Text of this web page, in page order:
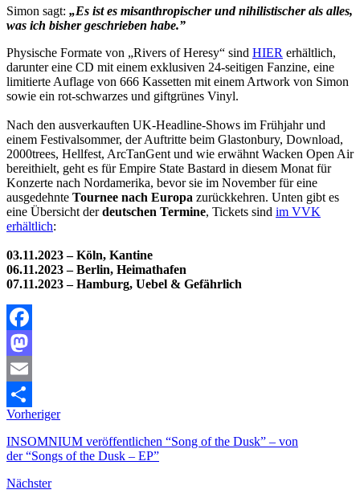
Simon sagt: „Es ist es misanthropischer und nihilistischer als alles,
was ich bisher geschrieben habe.”
Physische Formate von „Rivers of Heresy“ sind HIER erhältlich,
darunter eine CD mit einem exklusiven 24-seitigen Fanzine, eine
limitierte Auflage von 666 Kassetten mit einem Artwork von Simon
sowie ein rot-schwarzes und giftgrünes Vinyl.
Nach den ausverkauften UK-Headline-Shows im Frühjahr und
einem Festivalsommer, der Auftritte beim Glastonbury, Download,
2000trees, Hellfest, ArcTanGent und wie erwähnt Wacken Open Air
bereithielt, geht es für Empire State Bastard in diesem Monat für
Konzerte nach Nordamerika, bevor sie im November für eine
ausgedehnte Tournee nach Europa zurückkehren. Unten gibt es
eine Übersicht derdeutschen Termine, Tickets sind im VVK
erhältlich:
03.11.2023 – Köln, Kantine
06.11.2023 – Berlin, Heimathafen
07.11.2023 – Hamburg, Uebel & Gefährlich
Facebook
Mastodon
Email
Teilen
Vorheriger
INSOMNIUM veröffentlichen “Song of the Dusk” – von
der “Songs of the Dusk – EP”
Nächster